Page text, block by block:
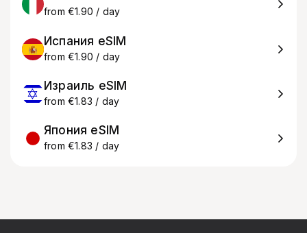
from €1.90 / day
Испания eSIM
from €1.90 / day
Израиль eSIM
from €1.83 / day
Япония eSIM
from €1.83 / day